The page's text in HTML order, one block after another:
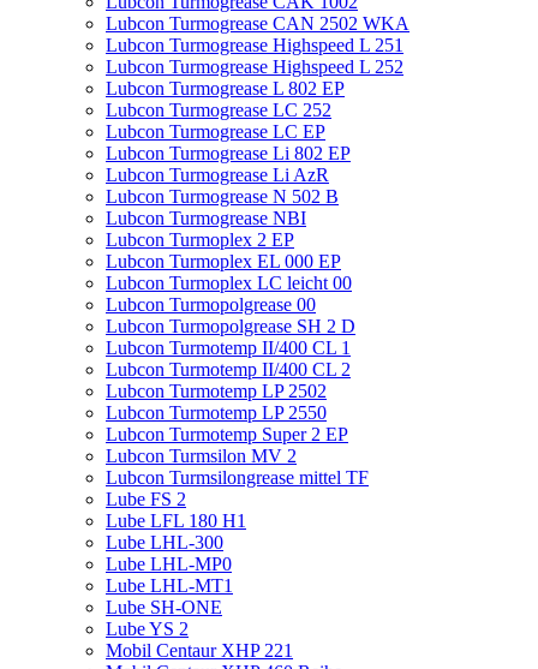
Lubcon Turmogrease CAN 2502 WKA
Lubcon Turmogrease Highspeed L 251
Lubcon Turmogrease Highspeed L 252
Lubcon Turmogrease L 802 EP
Lubcon Turmogrease LC 252
Lubcon Turmogrease LC EP
Lubcon Turmogrease Li 802 EP
Lubcon Turmogrease Li AzR
Lubcon Turmogrease N 502 B
Lubcon Turmogrease NBI
Lubcon Turmoplex 2 EP
Lubcon Turmoplex EL 000 EP
Lubcon Turmoplex LC leicht 00
Lubcon Turmopolgrease 00
Lubcon Turmopolgrease SH 2 D
Lubcon Turmotemp II/400 CL 1
Lubcon Turmotemp II/400 CL 2
Lubcon Turmotemp LP 2502
Lubcon Turmotemp LP 2550
Lubcon Turmotemp Super 2 EP
Lubcon Turmsilon MV 2
Lubcon Turmsilongrease mittel TF
Lube FS 2
Lube LFL 180 H1
Lube LHL-300
Lube LHL-MP0
Lube LHL-MT1
Lube SH-ONE
Lube YS 2
Mobil Centaur XHP 221